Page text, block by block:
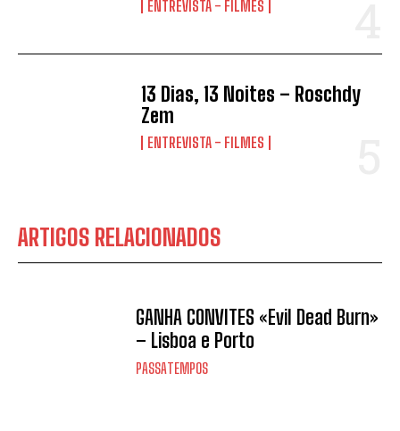
ENTREVISTA - FILMES
13 Dias, 13 Noites – Roschdy
Zem
ENTREVISTA - FILMES
ARTIGOS RELACIONADOS
GANHA CONVITES «Evil Dead Burn»
– Lisboa e Porto
PASSATEMPOS